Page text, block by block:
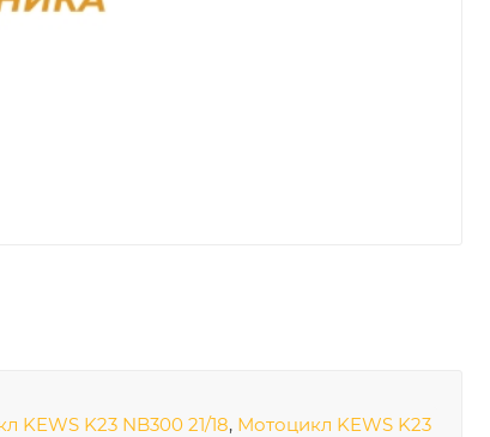
KEWS K23 NB300 21/18, Мотоцикл KEWS K23